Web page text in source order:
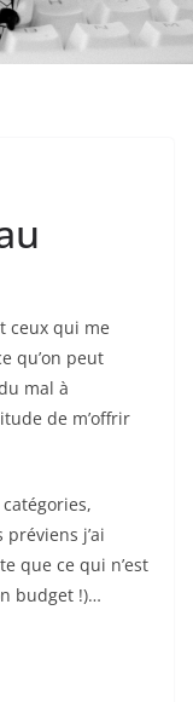
ceux qui me
qu’on peut
mal à
de m’offrir
j’ai
que ce qui n’est
budget !)…